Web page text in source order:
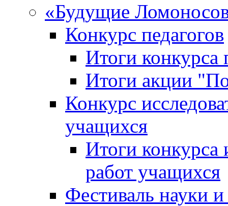
«Будущие
Конкурс педагогов
Итоги конкурса
Итоги акции
Конкурс
учащихся
Итоги конкурса
работ учащихся
Фестиваль науки